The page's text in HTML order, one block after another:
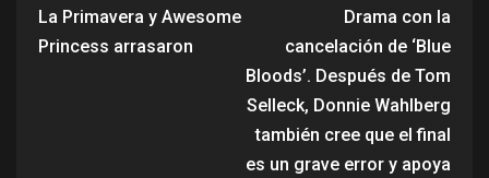
La Primavera y Awesome
Princess arrasaron
Drama con la
cancelación de ‘Blue
Bloods’. Después de Tom
Selleck, Donnie Wahlberg
también cree que el final
es un grave error y apoya